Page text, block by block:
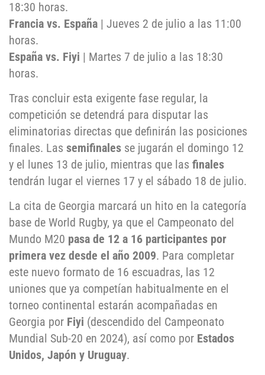
18:30 horas.
Francia vs. España | Jueves 2 de julio a las 11:00
horas.
España vs. Fiyi | Martes 7 de julio a las 18:30
horas.
Tras concluir esta exigente fase regular, la
competición se detendrá para disputar las
eliminatorias directas que definirán las posiciones
finales. Las semifinales se jugarán el domingo 12
y el lunes 13 de julio, mientras que las finales
tendrán lugar el viernes 17 y el sábado 18 de julio.
La cita de Georgia marcará un hito en la categoría
base de World Rugby, ya que el Campeonato del
Mundo M20 pasa de 12 a 16 participantes por
primera vez desde el año 2009. Para completar
este nuevo formato de 16 escuadras, las 12
uniones que ya competían habitualmente en el
torneo continental estarán acompañadas en
Georgia por Fiyi (descendido del Campeonato
Mundial Sub-20 en 2024), así como por Estados
Unidos, Japón y Uruguay.